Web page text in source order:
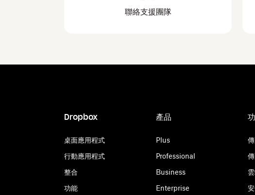
聯絡支援團隊
Dropbox
桌面應用程式
行動應用程式
整合
功能
產品
Plus
Professional
Business
Enterprise